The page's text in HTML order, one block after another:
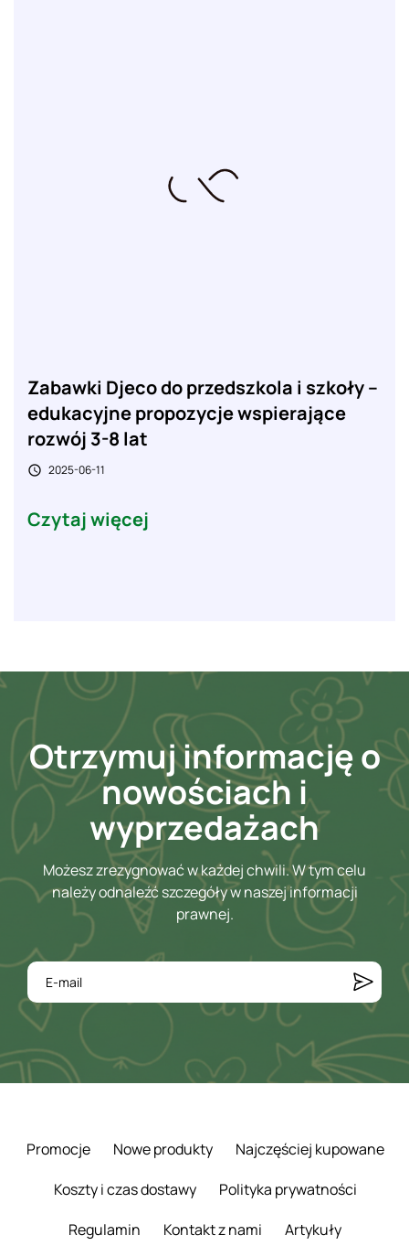
Zabawki Djeco do przedszkola i szkoły –
edukacyjne propozycje wspierające
rozwój 3-8 lat
 2025-06-11
Czytaj więcej
Otrzymuj informację o
nowościach i
wyprzedażach
Możesz zrezygnować w każdej chwili. W tym celu
należy odnaleźć szczegóły w naszej informacji
prawnej.
Promocje Nowe produkty
Najczęściej kupowane
Koszty i czas dostawy
Polityka prywatności
Regulamin
Kontakt z nami Artykuły